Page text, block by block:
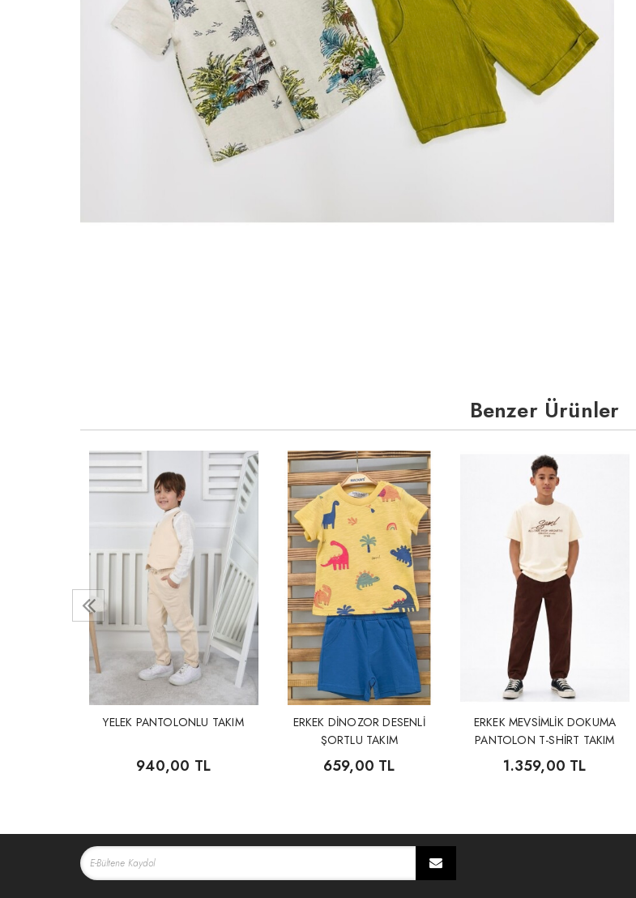
Benzer Ürünler
YELEK PANTOLONLU TAKIM
940,00 TL
ERKEK DİNOZOR DESENLİ
ŞORTLU TAKIM
659,00 TL
ERKEK MEVSİMLİK DOKUMA
PANTOLON T-SHİRT TAKIM
1.359,00 TL